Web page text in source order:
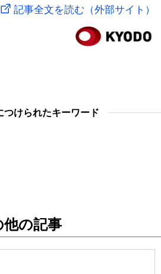
記事全文を読む（外部サイト）
つけられたキーワード
の記事